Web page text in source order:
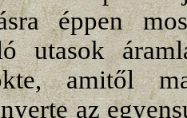
éppen
utasok
amitől
az